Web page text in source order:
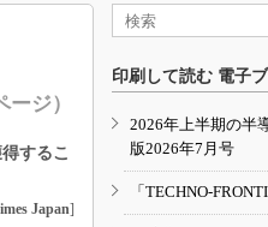
TECHNO-FRONTIER
人とくるま展
ージ）
するこ
Japan]
印刷して読む 電子
2026年上半期の
版2026年7月号
「TECHNO-